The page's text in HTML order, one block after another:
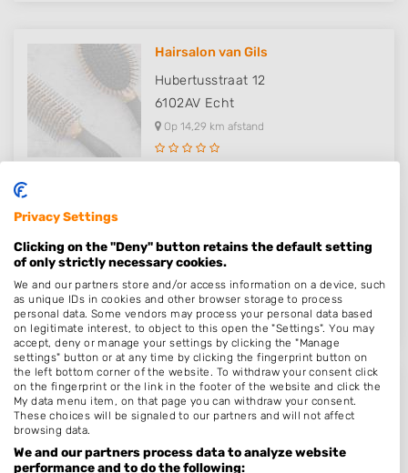
Hairsalon van Gils
Hubertusstraat 12
6102AV Echt
Op 14,29 km afstand
Vinkerstraat 122 A
6464GM
Op 14,50 km afstand
Pcm Dreessen
Hoogveldsweg 18
Op 14,77 km afstand
Privacy Settings
Clicking on the "Deny" button retains the default setting
of only strictly necessary cookies.
We and our partners store and/or access information on a device, such
as unique IDs in cookies and other browser storage to process
personal data. Some vendors may process your personal data based
on legitimate interest, to object to this open the "Settings". You may
accept, deny or manage your settings by clicking the "Manage
settings" button or at any time by clicking the fingerprint button on
the left bottom corner of the website. To withdraw your consent click
on the fingerprint or the link in the footer of the website and click the
My data menu item, on that page you can withdraw your consent.
These choices will be signaled to our partners and will not affect
browsing data.
We and our partners process data to analyze website
performance and to do the following: